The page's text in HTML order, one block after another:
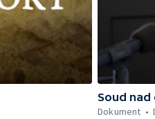
Soud nad
Dokument